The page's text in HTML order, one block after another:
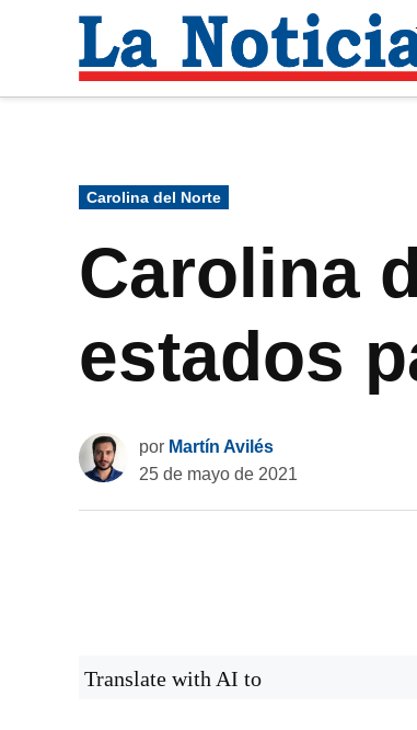
contenido
Publicado
en
Carolina del Norte
Carolina
estados
por Martín Avilés
25 de mayo de 2021
Translate with AI to